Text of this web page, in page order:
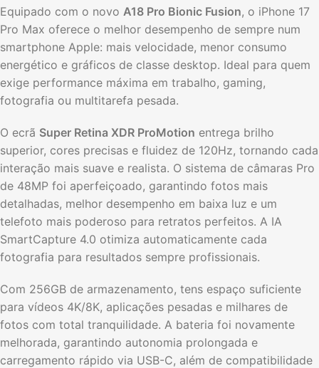
Equipado com o novo A18 Pro Bionic Fusion, o iPhone 17
Pro Max oferece o melhor desempenho de sempre num
smartphone Apple: mais velocidade, menor consumo
energético e gráficos de classe desktop. Ideal para quem
exige performance máxima em trabalho, gaming,
fotografia ou multitarefa pesada.
O ecrã Super Retina XDR ProMotion entrega brilho
superior, cores precisas e fluidez de 120Hz, tornando cada
interação mais suave e realista. O sistema de câmaras Pro
de 48MP foi aperfeiçoado, garantindo fotos mais
detalhadas, melhor desempenho em baixa luz e um
telefoto mais poderoso para retratos perfeitos. A IA
SmartCapture 4.0 otimiza automaticamente cada
fotografia para resultados sempre profissionais.
Com 256GB de armazenamento, tens espaço suficiente
para vídeos 4K/8K, aplicações pesadas e milhares de
fotos com total tranquilidade. A bateria foi novamente
melhorada, garantindo autonomia prolongada e
carregamento rápido via USB-C, além de compatibilidade